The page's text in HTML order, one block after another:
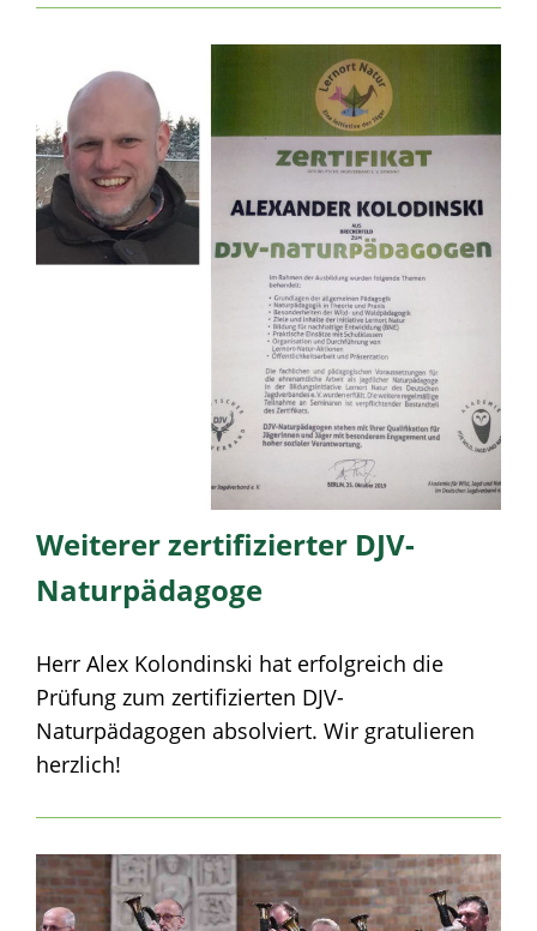
Weiterer zertifizierter DJV-
Naturpädagoge
Herr Alex Kolondinski hat erfolgreich die
Prüfung zum zertifizierten DJV-
Naturpädagogen absolviert. Wir gratulieren
herzlich!